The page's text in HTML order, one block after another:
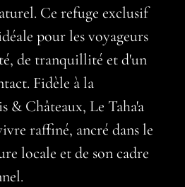
Ce refuge exclusif
pour les voyageurs
de tranquillité et d'un
Fidèle à la
& Châteaux, Le Taha'a
raffiné, ancré dans le
locale et de son cadre